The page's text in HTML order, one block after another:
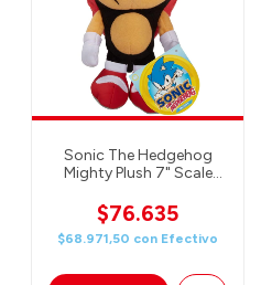
Sonic The Hedgehog
Mighty Plush 7" Scale
$76.635
$68.971,50 con Efectivo